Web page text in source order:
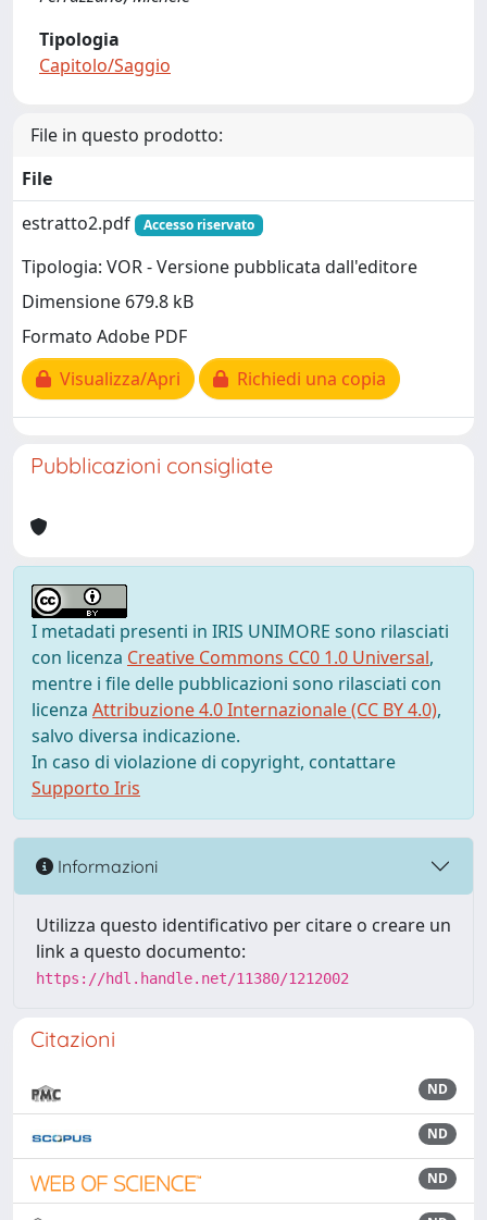
Tipologia
Capitolo/Saggio
File in questo prodotto:
File
estratto2.pdf
Accesso riservato
Tipologia: VOR - Versione pubblicata dall'editore
Dimensione 679.8 kB
Formato Adobe PDF
Visualizza/Apri
Richiedi una copia
Pubblicazioni consigliate
I metadati presenti in IRIS UNIMORE sono rilasciati
con licenza Creative Commons CC0 1.0 Universal,
mentre i file delle pubblicazioni sono rilasciati con
licenza Attribuzione 4.0 Internazionale (CC BY 4.0),
salvo diversa indicazione.
In caso di violazione di copyright, contattare
Supporto Iris
Informazioni
Utilizza questo identificativo per citare o creare un
link a questo documento:
https://hdl.handle.net/11380/1212002
Citazioni
ND
ND
ND